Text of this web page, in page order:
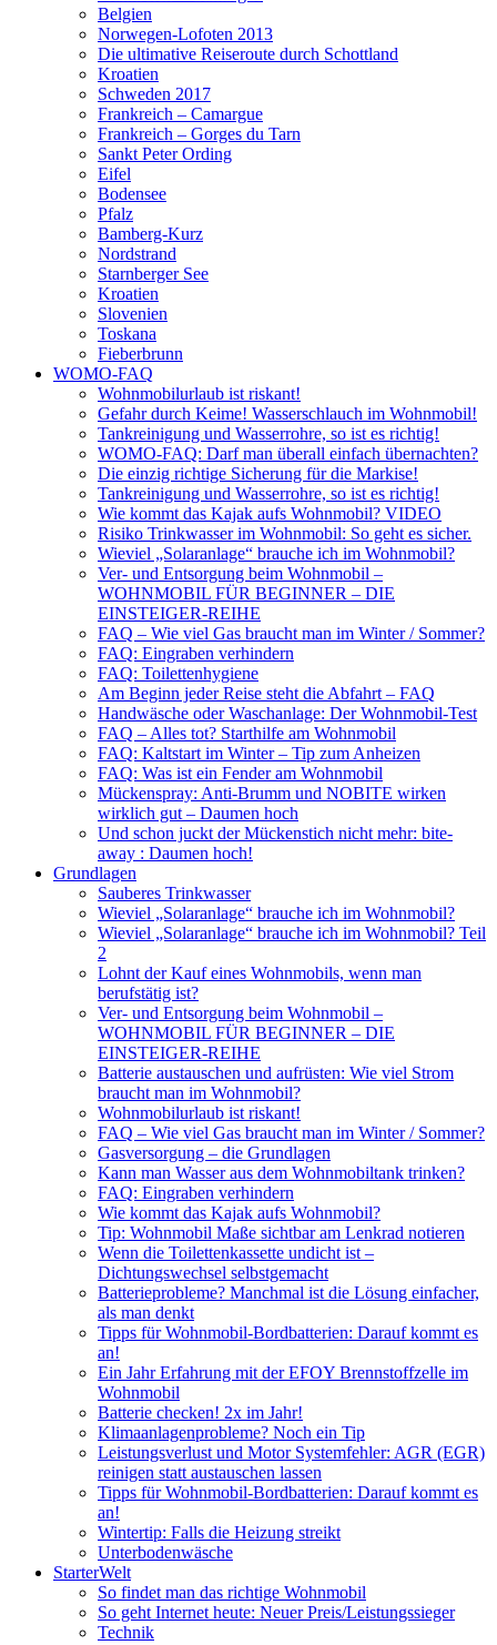
Belgien
Norwegen-Lofoten 2013
Die ultimative Reiseroute durch Schottland
Kroatien
Schweden 2017
Frankreich – Camargue
Frankreich – Gorges du Tarn
Sankt Peter Ording
Eifel
Bodensee
Pfalz
Bamberg-Kurz
Nordstrand
Starnberger See
Kroatien
Slovenien
Toskana
Fieberbrunn
WOMO-FAQ
Wohnmobilurlaub ist riskant!
Gefahr durch Keime! Wasserschlauch im Wohnmobil!
Tankreinigung und Wasserrohre, so ist es richtig!
WOMO-FAQ: Darf man überall einfach übernachten?
Die einzig richtige Sicherung für die Markise!
Tankreinigung und Wasserrohre, so ist es richtig!
Wie kommt das Kajak aufs Wohnmobil? VIDEO
Risiko Trinkwasser im Wohnmobil: So geht es sicher.
Wieviel „Solaranlage“ brauche ich im Wohnmobil?
Ver- und Entsorgung beim Wohnmobil –
WOHNMOBIL FÜR BEGINNER – DIE
EINSTEIGER-REIHE
FAQ – Wie viel Gas braucht man im Winter / Sommer?
FAQ: Eingraben verhindern
FAQ: Toilettenhygiene
Am Beginn jeder Reise steht die Abfahrt – FAQ
Handwäsche oder Waschanlage: Der Wohnmobil-Test
FAQ – Alles tot? Starthilfe am Wohnmobil
FAQ: Kaltstart im Winter – Tip zum Anheizen
FAQ: Was ist ein Fender am Wohnmobil
Mückenspray: Anti-Brumm und NOBITE wirken
wirklich gut – Daumen hoch
Und schon juckt der Mückenstich nicht mehr: bite-
away : Daumen hoch!
Grundlagen
Sauberes Trinkwasser
Wieviel „Solaranlage“ brauche ich im Wohnmobil?
Wieviel „Solaranlage“ brauche ich im Wohnmobil? Teil
2
Lohnt der Kauf eines Wohnmobils, wenn man
berufstätig ist?
Ver- und Entsorgung beim Wohnmobil –
WOHNMOBIL FÜR BEGINNER – DIE
EINSTEIGER-REIHE
Batterie austauschen und aufrüsten: Wie viel Strom
braucht man im Wohnmobil?
Wohnmobilurlaub ist riskant!
FAQ – Wie viel Gas braucht man im Winter / Sommer?
Gasversorgung – die Grundlagen
Kann man Wasser aus dem Wohnmobiltank trinken?
FAQ: Eingraben verhindern
Wie kommt das Kajak aufs Wohnmobil?
Tip: Wohnmobil Maße sichtbar am Lenkrad notieren
Wenn die Toilettenkassette undicht ist –
Dichtungswechsel selbstgemacht
Batterieprobleme? Manchmal ist die Lösung einfacher,
als man denkt
Tipps für Wohnmobil-Bordbatterien: Darauf kommt es
an!
Ein Jahr Erfahrung mit der EFOY Brennstoffzelle im
Wohnmobil
Batterie checken! 2x im Jahr!
Klimaanlagenprobleme? Noch ein Tip
Leistungsverlust und Motor Systemfehler: AGR (EGR)
reinigen statt austauschen lassen
Tipps für Wohnmobil-Bordbatterien: Darauf kommt es
an!
Wintertip: Falls die Heizung streikt
Unterbodenwäsche
StarterWelt
So findet man das richtige Wohnmobil
So geht Internet heute: Neuer Preis/Leistungssieger
Technik